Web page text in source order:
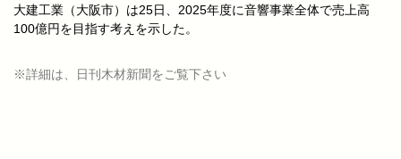
大建工業（大阪市）は25日、2025年度に音響事業全体で売上高
100億円を目指す考えを示した。
※詳細は、日刊木材新聞をご覧下さい